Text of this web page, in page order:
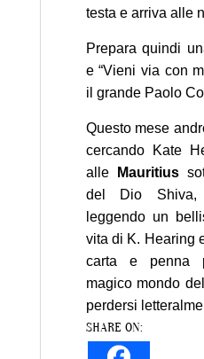
testa e arriva alle
Prepara quindi
e “Vieni via con
il grande Paolo
Questo mese
cercando Kate
alle
Mauritius
del Dio Shiva,
leggendo un
vita di K. Hearing
carta e penna
magico mondo
perdersi
SHARE ON: